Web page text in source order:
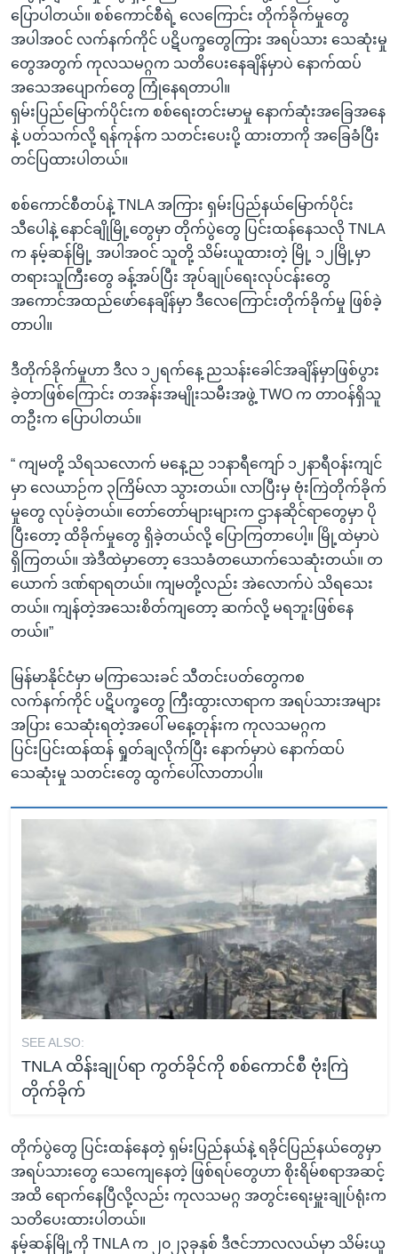
ပြောပါတယ်။ စစ်ကောင်စီရဲ့ လေကြောင်း တိုက်ခိုက်မှုတွေ
အပါအဝင် လက်နက်ကိုင် ပဋိပက္ခတွေကြား အရပ်သား သေဆုံးမှု
တွေအတွက် ကုလသမဂ္ဂက သတိပေးနေချိန်မှာပဲ နောက်ထပ်
အသေအပျောက်တွေ ကြုံနေရတာပါ။
ရှမ်းပြည်မြောက်ပိုင်းက စစ်ရေးတင်းမာမှု နောက်ဆုံးအခြေအနေ
နဲ့ ပတ်သက်လို့ ရန်ကုန်က သတင်းပေးပို့ ထားတာကို အခြေခံပြီး
တင်ပြထားပါတယ်။
စစ်ကောင်စီတပ်နဲ့ TNLA အကြား ရှမ်းပြည်နယ်မြောက်ပိုင်း
သီပေါနဲ့ နောင်ချိုမြို့တွေမှာ တိုက်ပွဲတွေ ပြင်းထန်နေသလို TNLA
က နမ့်ဆန်မြို့ အပါအဝင် သူတို့ သိမ်းယူထားတဲ့ မြို့ ၁၂မြို့မှာ
တရားသူကြီးတွေ ခန့်အပ်ပြီး အုပ်ချုပ်ရေးလုပ်ငန်းတွေ
အကောင်အထည်ဖော်နေချိန်မှာ ဒီလေကြောင်းတိုက်ခိုက်မှု ဖြစ်ခဲ့
တာပါ။
ဒီတိုက်ခိုက်မှုဟာ ဒီလ ၁၂ရက်နေ့ ညသန်းခေါင်အချိန်မှာဖြစ်ပွား
ခဲ့တာဖြစ်ကြောင်း တအန်းအမျိုးသမီးအဖွဲ့ TWO က တာဝန်ရှိသူ
တဦးက ပြောပါတယ်။
“ ကျမတို့ သိရသလောက် မနေ့ည ၁၁နာရီကျော် ၁၂နာရီဝန်းကျင်
မှာ လေယာဉ်က ၃ကြိမ်လာ သွားတယ်။ လာပြီးမှ ဗုံးကြဲတိုက်ခိုက်
မှုတွေ လုပ်ခဲ့တယ်။ တော်တော်များများက ဌာနဆိုင်ရာတွေမှာ ပို
ပြီးတော့ ထိခိုက်မှုတွေ ရှိခဲ့တယ်လို့ ပြောကြတာပေါ့။ မြို့ထဲမှာပဲ
ရှိကြတယ်။ အဲဒီထဲမှာတော့ ဒေသခံတယောက်သေဆုံးတယ်။ တ
ယောက် ဒဏ်ရာရတယ်။ ကျမတို့လည်း အဲလောက်ပဲ သိရသေး
တယ်။ ကျန်တဲ့အသေးစိတ်ကျတော့ ဆက်လို့ မရဘူးဖြစ်နေ
တယ်။”
မြန်မာနိုင်ငံမှာ မကြာသေးခင် သီတင်းပတ်တွေကစ
လက်နက်ကိုင် ပဋိပက္ခတွေ ကြီးထွားလာရာက အရပ်သားအများ
အပြား သေဆုံးရတဲ့အပေါ် မနေ့တုန်းက ကုလသမဂ္ဂက
ပြင်းပြင်းထန်ထန် ရှုတ်ချလိုက်ပြီး နောက်မှာပဲ နောက်ထပ်
သေဆုံးမှု သတင်းတွေ ထွက်ပေါ်လာတာပါ။
SEE ALSO:
TNLA ထိန်းချုပ်ရာ ကွတ်ခိုင်ကို စစ်ကောင်စီ ဗုံးကြဲ
တိုက်ခိုက်
တိုက်ပွဲတွေ ပြင်းထန်နေတဲ့ ရှမ်းပြည်နယ်နဲ့ ရခိုင်ပြည်နယ်တွေမှာ
အရပ်သားတွေ သေကျေနေတဲ့ ဖြစ်ရပ်တွေဟာ စိုးရိမ်စရာအဆင့်
အထိ ရောက်နေပြီလို့လည်း ကုလသမဂ္ဂ အတွင်းရေးမှူးချုပ်ရုံးက
သတိပေးထားပါတယ်။
နမ့်ဆန်မြို့ကို TNLA က ၂၀၂၃ခုနှစ် ဒီဇင်ဘာလလယ်မှာ သိမ်းယူ